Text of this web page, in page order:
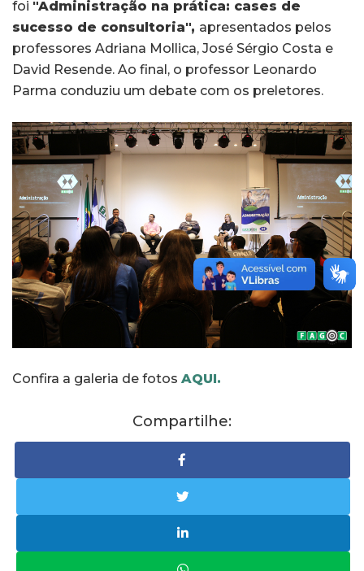
foi "Administração na prática: cases de
sucesso de consultoria", apresentados pelos
professores Adriana Mollica, José Sérgio Costa e
David Resende. Ao final, o professor Leonardo
Parma conduziu um debate com os preletores.
Confira a galeria de fotos AQUI.
Compartilhe: